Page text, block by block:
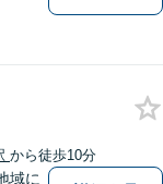
から徒歩10分
域に